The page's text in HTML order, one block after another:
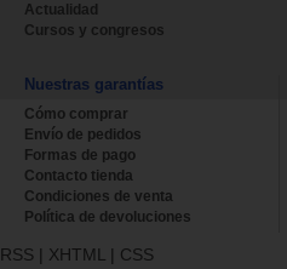
Actualidad
Cursos y congresos
Nuestras garantías
Cómo comprar
Envío de pedidos
Formas de pago
Contacto tienda
Condiciones de venta
Política de devoluciones
RSS | XHTML | CSS